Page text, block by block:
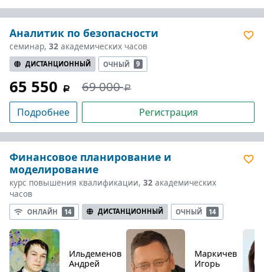
Аналитик по безопасности
семинар, 32 академических часов
ДИСТАНЦИОННЫЙ ОЧНЫЙ 9
65 550 69 000
Подробнее Регистрация
Финансовое планирование и
моделирование
курс повышения квалификации, 32 академических
часов
ОНЛАЙН 14 ДИСТАНЦИОННЫЙ ОЧНЫЙ 14
Ильдеменов
Андрей
Маркичев
Игорь